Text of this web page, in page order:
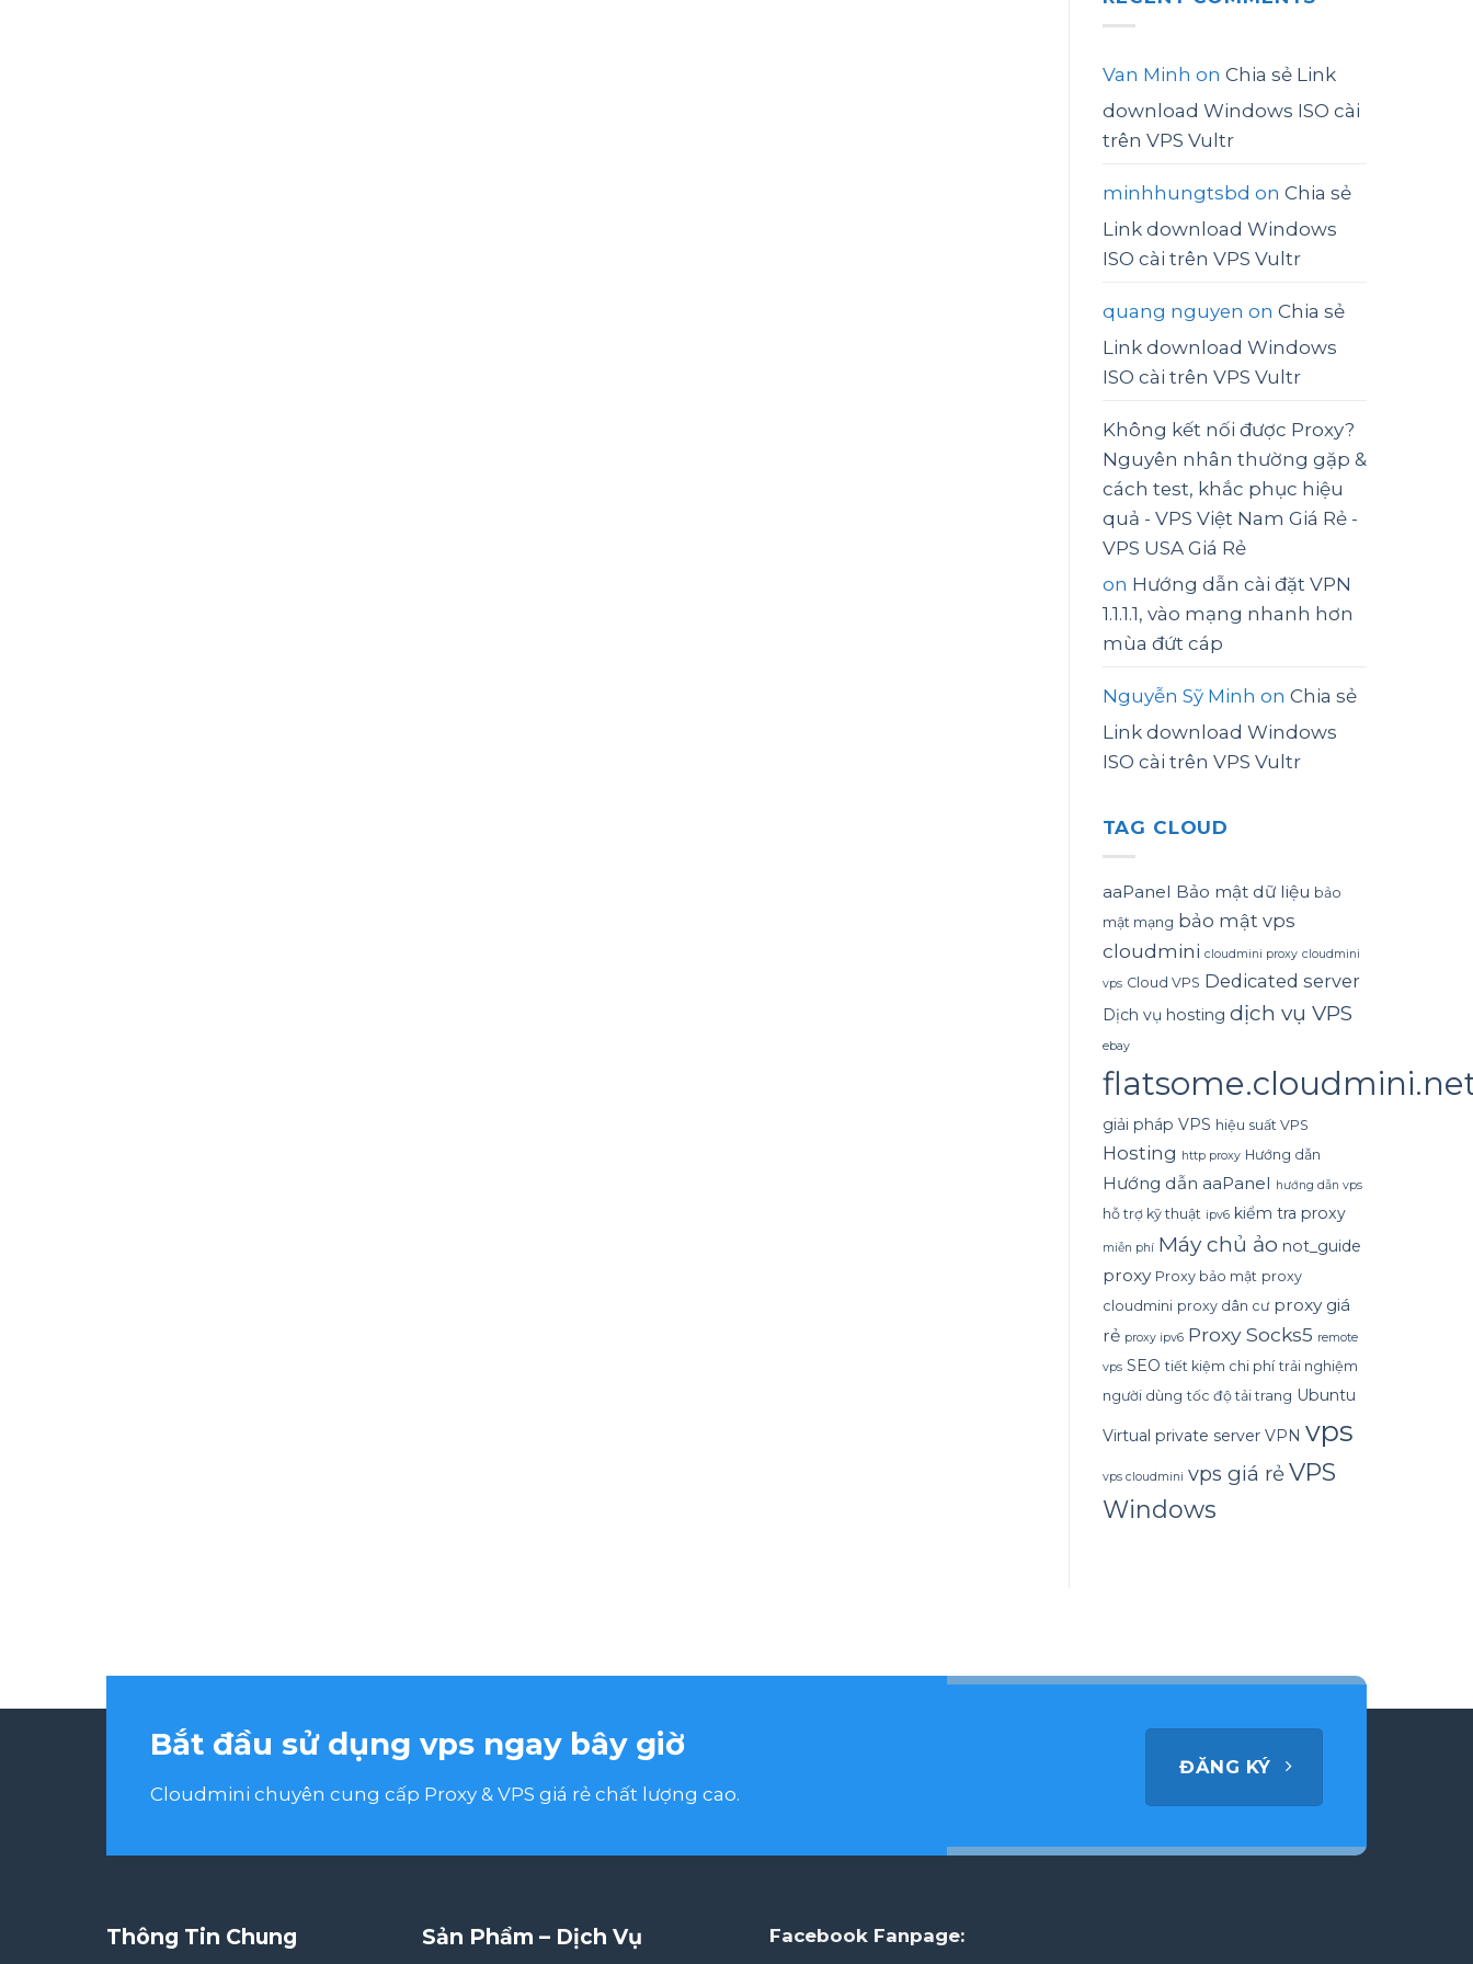
Van Minh on Chia sẻ Link
download Windows ISO cài
trên VPS Vultr
minhhungtsbd on Chia sẻ
Link download Windows
ISO cài trên VPS Vultr
quang nguyen on Chia sẻ
Link download Windows
ISO cài trên VPS Vultr
Không kết nối được Proxy?
Nguyên nhân thường gặp &
cách test, khắc phục hiệu
quả - VPS Việt Nam Giá Rẻ -
VPS USA Giá Rẻ
on Hướng dẫn cài đặt VPN
1.1.1.1, vào mạng nhanh hơn
mùa đứt cáp
Nguyễn Sỹ Minh on Chia sẻ
Link download Windows
ISO cài trên VPS Vultr
TAG CLOUD
aaPanel Bảo mật dữ liệu bảo
mật mạng bảo mật vps
cloudmini cloudmini proxy cloudmini
vps Cloud VPS Dedicated server
Dịch vụ hosting dịch vụ VPS
ebay
giải pháp VPS hiệu suất VPS
Hosting http proxy Hướng dẫn
Hướng dẫn aaPanel hướng dẫn vps
hỗ trợ kỹ thuật ipv6 kiểm tra proxy
miễn phí Máy chủ ảo not_guide
proxy Proxy bảo mật proxy
cloudmini proxy dân cư proxy giá
rẻ proxy ipv6 Proxy Socks5 remote
vps SEO tiết kiệm chi phí trải nghiệm
người dùng tốc độ tải trang Ubuntu
Virtual private server VPN vps
vps cloudmini vps giá rẻVPS
Windows
Bắt đầu sử dụng vps ngay bây giờ
Cloudmini chuyên cung cấp Proxy & VPS giá rẻ chất lượng cao.
ĐĂNG KÝ
Thông Tin Chung Sản Phẩm – Dịch Vụ Facebook Fanpage: